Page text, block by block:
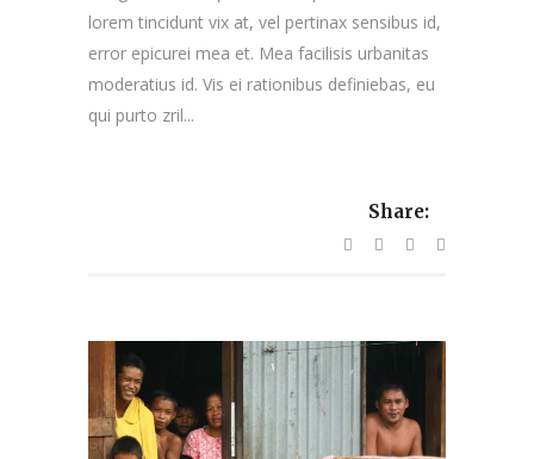
lorem tincidunt vix at, vel pertinax sensibus id,
error epicurei mea et. Mea facilisis urbanitas
moderatius id. Vis ei rationibus definiebas, eu
qui purto zril...
Share: